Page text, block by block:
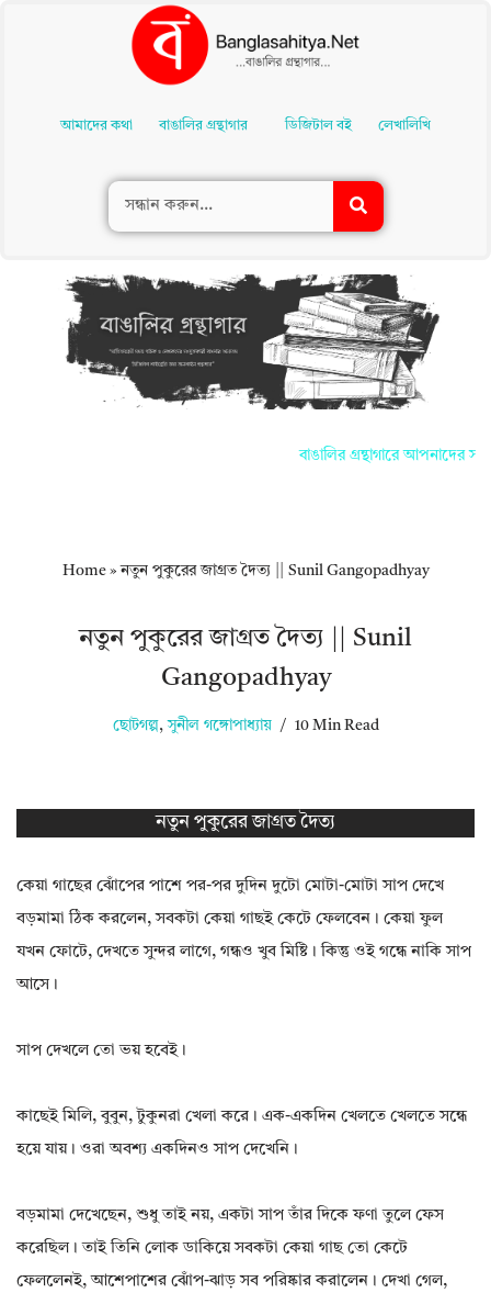
Contentআমাদের কথা বাঙালির গ্রন্থাগার ডিজিটাল বই লেখালিখি
বাঙালির গ্রন্থাগারে আপনাদের সকলকে
Home»নতুন পুকুরের জাগ্রত দৈত্য || Sunil Gangopadhyay
নতুন পুকুরের জাগ্রত দৈত্য || Sunil
Gangopadhyay
ছোটগল্প , সুনীল গঙ্গোপাধ্যায় 10 Min Read
নতুন পুকুরের জাগ্রত দৈত্য
কেয়া গাছের ঝোঁপের পাশে পর-পর দুদিন দুটো মোটা-মোটা সাপ দেখে
বড়মামা ঠিক করলেন, সবকটা কেয়া গাছই কেটে ফেলবেন। কেয়া ফুল
যখন ফোটে, দেখতে সুন্দর লাগে, গন্ধও খুব মিষ্টি। কিন্তু ওই গন্ধে নাকি সাপ
আসে।
সাপ দেখলে তো ভয় হবেই।
কাছেই মিলি, বুবুন, টুকুনরা খেলা করে। এক-একদিন খেলতে খেলতে সন্ধে
হয়ে যায়। ওরা অবশ্য একদিনও সাপ দেখেনি।
বড়মামা দেখেছেন, শুধু তাই নয়, একটা সাপ তাঁর দিকে ফণা তুলে ফেস
করেছিল। তাই তিনি লোক ডাকিয়ে সবকটা কেয়া গাছ তো কেটে
ফেললেনই, আশেপাশের ঝোঁপ-ঝাড় সব পরিষ্কার করালেন। দেখা গেল,